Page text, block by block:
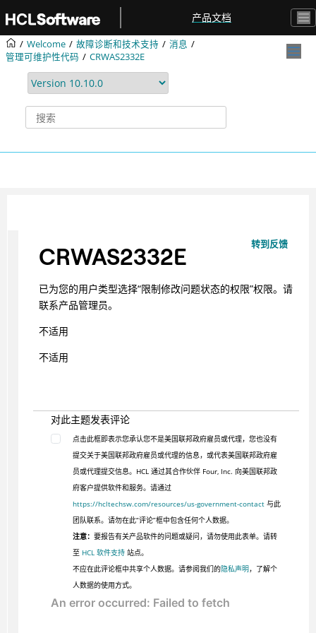
产品文档
Welcome 故障诊断和技术支持
消息
管理可维护性代码
CRWAS2332E
转到反馈
CRWAS2332E
已为您的用户类型选择“限制修改问题状态的权限”权限。请
联系产品管理员。
不适用
不适用
对此主题发表评论
点击此框即表示您承认您不是美国联邦政府雇员或代理，您也没有
提交关于美国联邦政府雇员或代理的信息，或代表美国联邦政府雇
员或代理提交信息。HCL 通过其合作伙伴 Four, Inc. 向美国联邦政
府客户提供软件和服务。请通过
https://hcltechsw.com/resources/us-government-contact与此
团队联系。请勿在此“评论”框中包含任何个人数据。
注意： 要报告有关产品软件的问题或疑问，请勿使用此表单。请转
至 HCL 软件支持站点。
不应在此评论框中共享个人数据。请参阅我们的隐私声明，了解个
人数据的使用方式。